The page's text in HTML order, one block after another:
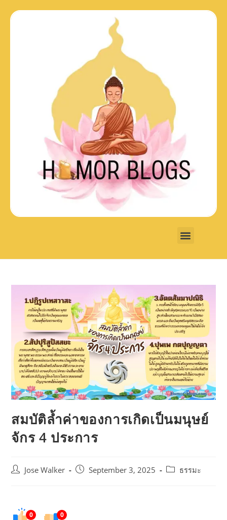
สมบัติล้ำค่าของการเกิดเป็นมนุษย์
จักร 4 ประการ
Jose Walker September 3, 2025 ธรรมะ
0 0